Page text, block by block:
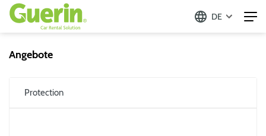
DE
Angebote
Protection